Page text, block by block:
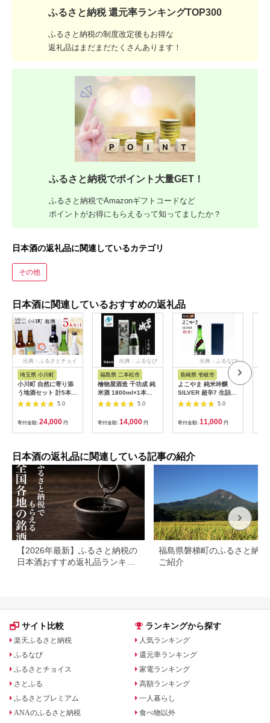
ふるさと納税 還元率ランキングTOP300
ふるさと納税の制度改定後もお得な
返礼品はまだまだたくさんあります！
ふるさと納税でポイント大量GET！
ふるさと納税でAmazonギフトコードなど
ポイントがお得にもらえるって知ってましたか？
日本酒の返礼品に関連しているカテゴリ
その他
日本酒に関連しているおすすめの返礼品
出典：ふるさとチョイ
埼玉県 小川町
小川町 自然に寄り添
う地酒セット 計5本
[おいでなせえ 埼玉県
小川町 169] 日本酒 ワ
イン 地ビール 飲み比
べ 5種 セット
5.0
寄付金額: 24,000 円
出典：ふるなび
福島県 二本松市
檜物屋酒造 千功成 純
米酒 1800ml×1本
【道の駅「安達」智恵
5.0
寄付金額: 14,000 円
出典：ふるなび
長崎県 壱岐市
よこやま 純米吟醸
SILVER 超辛7 生詰
（1回火入）
720ml（15度）《壱
岐市》【ヤマグチ/重
家酒造】[JCG020] お
酒 日本酒
5.0
寄付金額: 11,000 円
日本酒の返礼品に関連している記事の紹介
【2026年最新】ふるさと納税の
日本酒おすすめ返礼品ランキン
福島県磐梯町のふるさと納税
ご紹介
サイト比較
楽天ふるさと納税
ふるなび
ふるさとチョイス
さとふる
ふるさとプレミアム
ANAのふるさと納税
ランキングから探す
人気ランキング
還元率ランキング
家電ランキング
高額ランキング
一人暮らし
食べ物以外